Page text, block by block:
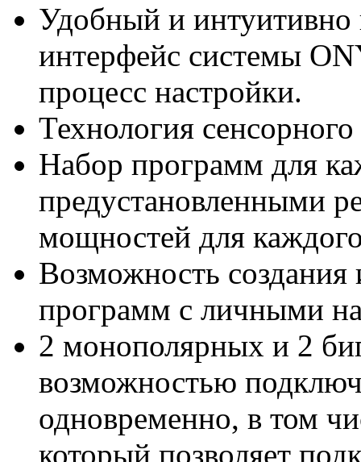
Удобный и интуитивно
интерфейс системы
процесс настройки.
Технология
Набор программ для
предустановленными
мощностей для
Возможность создания
программ с личными
2 монополярных и 2
возможностью
одновременно, в том
который позволяет